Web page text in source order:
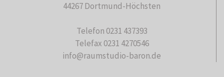
44267 Dortmund-Höchsten
Telefon 0231 437393
Telefax 0231 4270546
info@raumstudio-baron.de